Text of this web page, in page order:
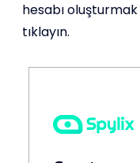
hesabı
tıklayın.